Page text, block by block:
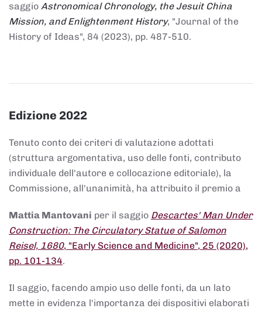
saggio Astronomical Chronology, the Jesuit China
Mission, and Enlightenment History, "Journal of the
History of Ideas", 84 (2023), pp. 487-510.
Edizione 2022
Tenuto conto dei criteri di valutazione adottati
(struttura argomentativa, uso delle fonti, contributo
individuale dell'autore e collocazione editoriale), la
Commissione, all'unanimità, ha attribuito il premio a
Mattia Mantovani per il saggio Descartes' Man Under
Construction: The Circulatory Statue of Salomon
Reisel, 1680, "Early Science and Medicine", 25 (2020),
pp. 101-134.
Il saggio, facendo ampio uso delle fonti, da un lato
mette in evidenza l'importanza dei dispositivi elaborati